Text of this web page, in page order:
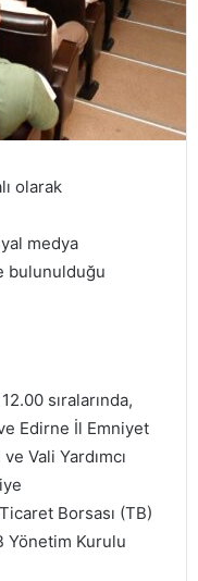
olarak
medya
bulunulduğu
sıralarında,
Edirne İl Emniyet
Vali Yardımcı
Borsası (TB)
Yönetim Kurulu